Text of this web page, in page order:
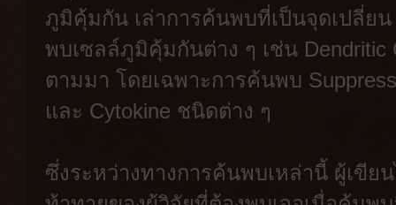
ภูมิคุ้มกัน เล่าการค้นพบที่เป็นจุดเปลี่ย
พบเซลล์ภูมิคุ้มกันต่าง ๆ เช่น
ตามมา โดยเฉพาะการค้นพบ
และ Cytokine ชนิดต่าง ๆ
ซึ่งระหว่างทางการค้นพบเหล่านี้ ผู้เขีย